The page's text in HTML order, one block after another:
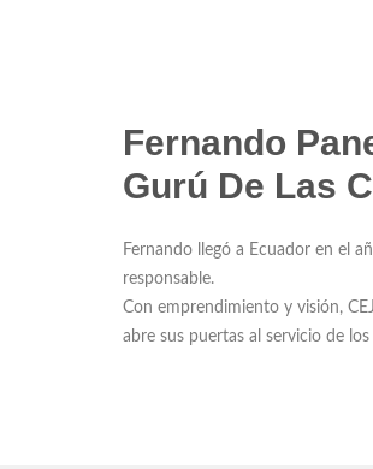
Fernando
Gurú De Las
Fernando llegó a Ecuador en el
responsable.
Con emprendimiento y visión,
abre sus puertas al servicio de